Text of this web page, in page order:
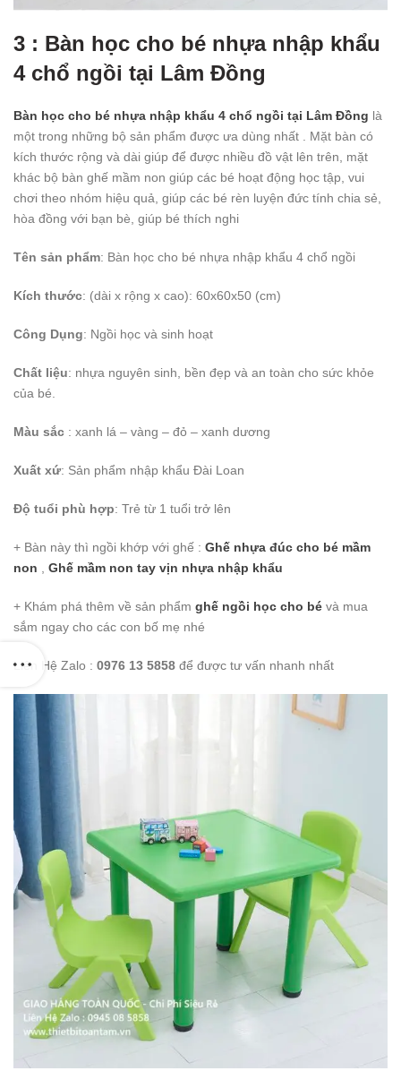
3 : Bàn học cho bé nhựa nhập khẩu
4 chổ ngồi tại Lâm Đồng
Bàn học cho bé nhựa nhập khẩu 4 chổ ngồi tại Lâm Đồng là
một trong những bộ sản phẩm được ưa dùng nhất . Mặt bàn có
kích thước rộng và dài giúp để được nhiều đồ vật lên trên, mặt
khác bộ bàn ghế mầm non giúp các bé hoạt động học tập, vui
chơi theo nhóm hiệu quả, giúp các bé rèn luyện đức tính chia sẻ,
hòa đồng với bạn bè, giúp bé thích nghi
Tên sản phẩm: Bàn học cho bé nhựa nhập khẩu 4 chổ ngồi
Kích thước: (dài x rộng x cao): 60x60x50 (cm)
Công Dụng: Ngồi học và sinh hoạt
Chất liệu: nhựa nguyên sinh, bền đẹp và an toàn cho sức khỏe
của bé.
Màu sắc : xanh lá – vàng – đỏ – xanh dương
Xuất xứ: Sản phẩm nhập khẩu Đài Loan
Độ tuổi phù hợp: Trẻ từ 1 tuổi trở lên
+ Bàn này thì ngồi khớp với ghế : Ghế nhựa đúc cho bé mầm
non
Ghế mầm non tay vịn nhựa nhập khẩu
+ Khám phá thêm về sản phẩm ghế ngồi học cho bé và mua
sắm ngay cho các con bố mẹ nhé
Liên Hệ Zalo : 0976 13 5858 để được tư vấn nhanh nhất